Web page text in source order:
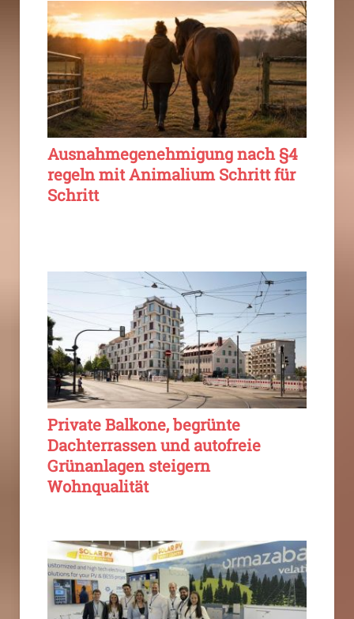
Ausnahmegenehmigung nach §4
regeln mit Animalium Schritt für
Schritt
Private Balkone, begrünte
Dachterrassen und autofreie
Grünanlagen steigern
Wohnqualität